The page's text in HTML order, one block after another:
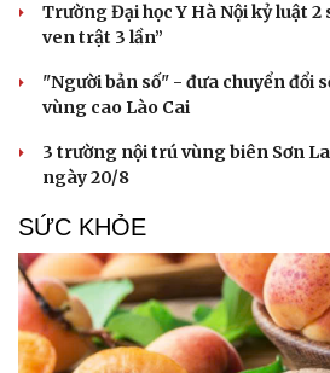
Trường Đại học Y Hà Nội kỷ luật 2
ven trật 3 lần”
"Người bản số" - đưa chuyển đổi
vùng cao Lào Cai
3 trường nội trú vùng biên Sơn
ngày 20/8
SỨC KHỎE